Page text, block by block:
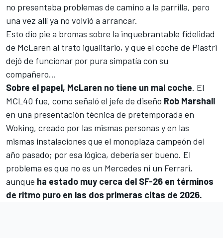
no presentaba problemas de camino a la parrilla, pero
una vez allí ya no volvió a arrancar.
Esto dio pie a bromas sobre la inquebrantable fidelidad
de McLaren al trato igualitario, y que el coche de Piastri
dejó de funcionar por pura simpatía con su
compañero...
Sobre el papel, McLaren no tiene un mal coche. El
MCL40 fue, como señaló el jefe de diseño Rob Marshall
en una presentación técnica de pretemporada en
Woking, creado por las mismas personas y en las
mismas instalaciones que el monoplaza campeón del
año pasado; por esa lógica, debería ser bueno. El
problema es que no es un Mercedes ni un Ferrari,
aunque ha estado muy cerca del SF-26 en términos
de ritmo puro en las dos primeras citas de 2026.